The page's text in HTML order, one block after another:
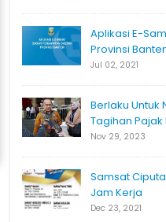
Aplikasi E-
Provinsi
Jul 02, 2021
Berlaku Untuk
Tagihan
Nov 29, 2023
Samsat
Jam Kerja
Dec 23, 2021